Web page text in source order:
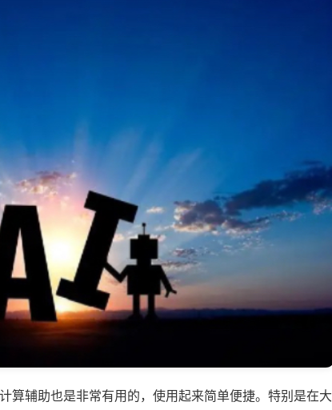
算辅助也是非常有用的，使用起来简单便捷。特别是在大